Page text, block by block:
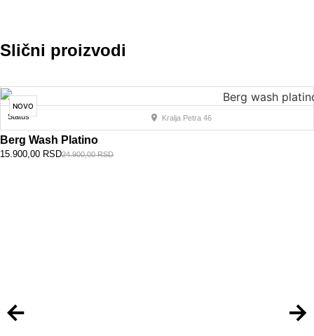
Slični proizvodi
NOVO
Status
Kralja Petra 46
Berg Wash Platino
24.900,00RSD
15.900,00 RSD